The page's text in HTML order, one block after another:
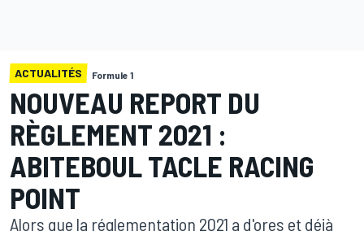
ACTUALITÉS Formule 1
NOUVEAU REPORT DU
RÈGLEMENT 2021 :
ABITEBOUL TACLE RACING
POINT
Alors que la réglementation 2021 a d'ores et déjà